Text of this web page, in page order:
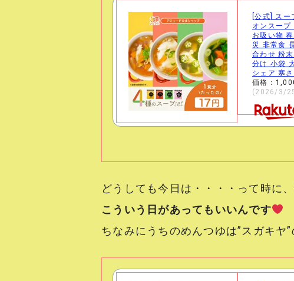
[公式] ス
オンスープ
お吸い物
災 非常食
合わせ 粉
分け 小袋
シェア 寒
価格：
(2026/3/
どうしても今日は・・・・って時に
こういう日があってもいいんです
ちなみにうちのめんつゆは”スガキヤ